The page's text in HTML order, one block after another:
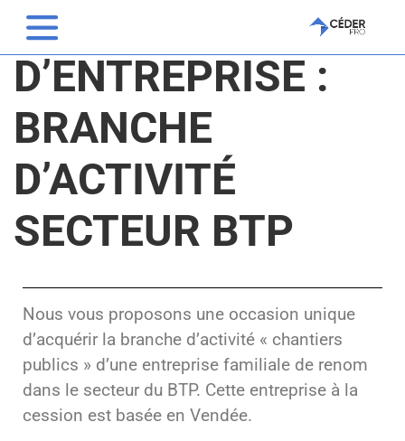
CESSION
D’ENTREPRISE :
BRANCHE
D’ACTIVITÉ
SECTEUR BTP
Nous vous proposons une occasion unique
d’acquérir la branche d’activité « chantiers
publics » d’une entreprise familiale de renom
dans le secteur du BTP. Cette entreprise à la
cession est basée en Vendée.